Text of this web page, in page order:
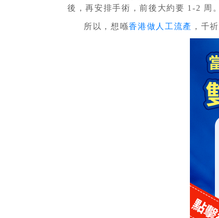
後，再安排手術，前後大約要 1-2 周
所以，想喺香港做人工流產 ，千